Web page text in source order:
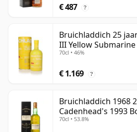
€ 487 ?
Bruichladdich 25
III Yellow
70cl • 46%
€ 1.169 ?
Bruichladdich 1968
Cadenhead's 1993
70cl • 53.8%